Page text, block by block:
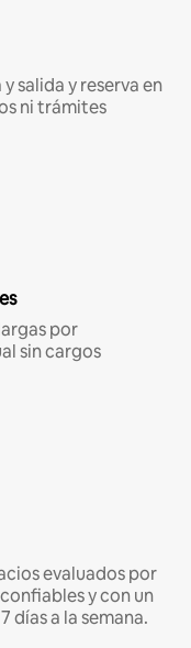
salida y reserva en
ni trámites
por
sin cargos
evaluados por
y con un
días a la semana.